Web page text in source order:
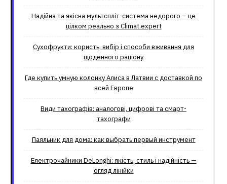
Надійна та якісна мультспліт-система недорого – це
цілком реально з Climat.еxpert
Сухофрукти: користь, вибір і способи вживання для
щоденного раціону
Где купить умную колонку Алиса в Латвии с доставкой по
всей Европе
Види тахографів: аналогові, цифрові та смарт-
тахографи
Паяльник для дома: как выбрать первый инструмент
Електрочайники DeLonghi: якість, стиль і надійність —
огляд лінійки